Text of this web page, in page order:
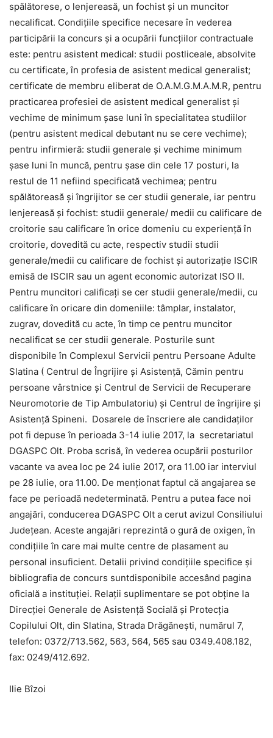
spălătorese, o lenjereasă, un fochist și un muncitor
necalificat. Condițiile specifice necesare în vederea
participării la concurs și a ocupării funcțiilor contractuale
este: pentru asistent medical: studii postliceale, absolvite
cu certificate, în profesia de asistent medical generalist;
certificate de membru eliberat de O.A.M.G.M.A.M.R, pentru
practicarea profesiei de asistent medical generalist și
vechime de minimum șase luni în specialitatea studiilor
(pentru asistent medical debutant nu se cere vechime);
pentru infirmieră: studii generale și vechime minimum
șase luni în muncă, pentru șase din cele 17 posturi, la
restul de 11 nefiind specificată vechimea; pentru
spălătoreasă și îngrijitor se cer studii generale, iar pentru
lenjereasă și fochist: studii generale/ medii cu calificare de
croitorie sau calificare în orice domeniu cu experiență în
croitorie, dovedită cu acte, respectiv studii studii
generale/medii cu calificare de fochist şi autorizaţie ISCIR
emisă de ISCIR sau un agent economic autorizat ISO II.
Pentru muncitori calificați se cer studii generale/medii, cu
calificare în oricare din domeniile: tâmplar, instalator,
zugrav, dovedită cu acte, în timp ce pentru muncitor
necalificat se cer studii generale. Posturile sunt
disponibile în Complexul Servicii pentru Persoane Adulte
Slatina ( Centrul de Îngrijire şi Asistenţă, Cămin pentru
persoane vârstnice și Centrul de Servicii de Recuperare
Neuromotorie de Tip Ambulatoriu) și Centrul de îngrijire şi
Asistenţă Spineni. Dosarele de înscriere ale candidaților
pot fi depuse în perioada 3-14 iulie 2017, la secretariatul
DGASPC Olt. Proba scrisă, în vederea ocupării posturilor
vacante va avea loc pe 24 iulie 2017, ora 11.00 iar interviul
pe 28 iulie, ora 11.00. De menționat faptul că angajarea se
face pe perioadă nedeterminată. Pentru a putea face noi
angajări, conducerea DGASPC Olt a cerut avizul Consiliului
Judeţean. Aceste angajări reprezintă o gură de oxigen, în
condiţiile în care mai multe centre de plasament au
personal insuficient. Detalii privind condiţiile specifice şi
bibliografia de concurs suntdisponibile accesând pagina
oficială a instituției. Relaţii suplimentare se pot obţine la
Direcţiei Generale de Asistenţă Socială şi Protecţia
Copilului Olt, din Slatina, Strada Drăgăneşti, numărul 7,
telefon: 0372/713.562, 563, 564, 565 sau 0349.408.182,
fax: 0249/412.692.
Ilie Bîzoi